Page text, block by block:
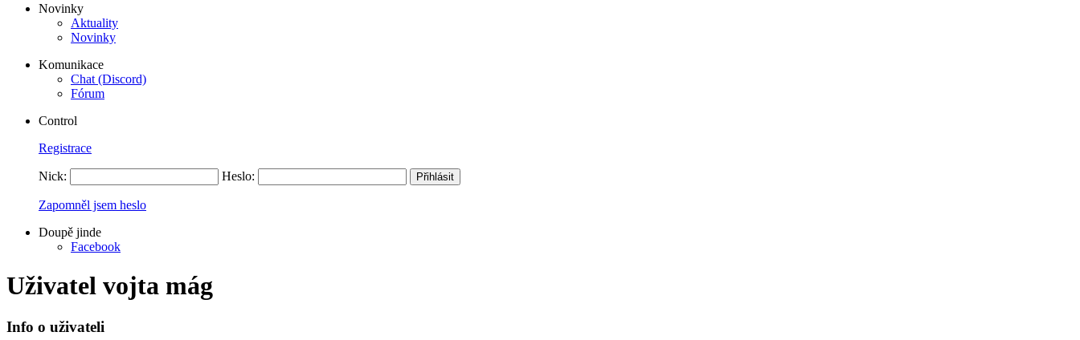
Novinky
Aktuality
Novinky
Komunikace
Chat (Discord)
Fórum
Control
Registrace
Nick: Heslo:
Zapomněl jsem heslo
Doupě jinde
Facebook
Uživatel vojta mág
Info o uživateli